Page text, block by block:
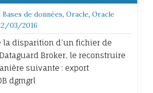
Bases de données, Oracle, Oracle
03/2016
la disparition d’un fichier de
Broker, le reconstruire
suivante : export
dgmgrl